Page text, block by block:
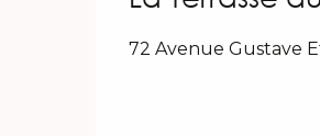
72 Avenue Gustave